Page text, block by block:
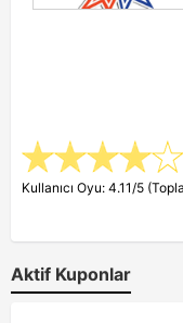
Kullanıcı Oyu: 4.11/5
Aktif Kuponlar